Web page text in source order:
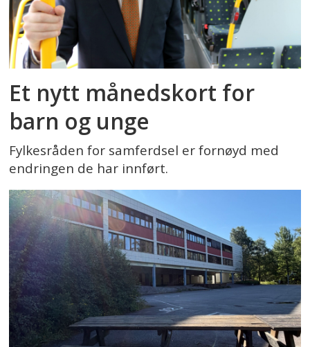
Et nytt månedskort for
barn og unge
Fylkesråden for samferdsel er fornøyd med
endringen de har innført.